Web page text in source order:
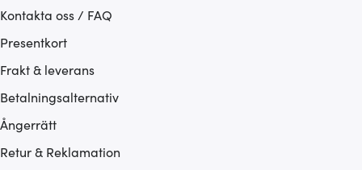
Kontakta oss / FAQ
Presentkort
Frakt & leverans
Betalningsalternativ
Ångerrätt
Retur & Reklamation